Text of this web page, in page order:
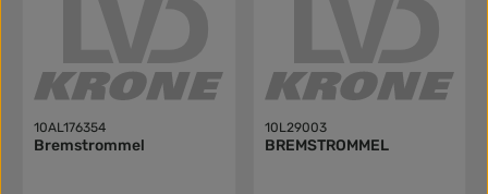
10AL176354
Bremstrommel
10L29003
BREMSTROMMEL